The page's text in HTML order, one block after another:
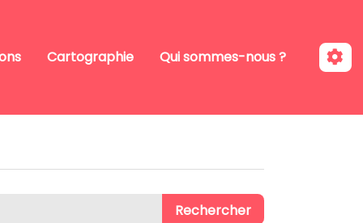
Cartographie Qui sommes-nous ?